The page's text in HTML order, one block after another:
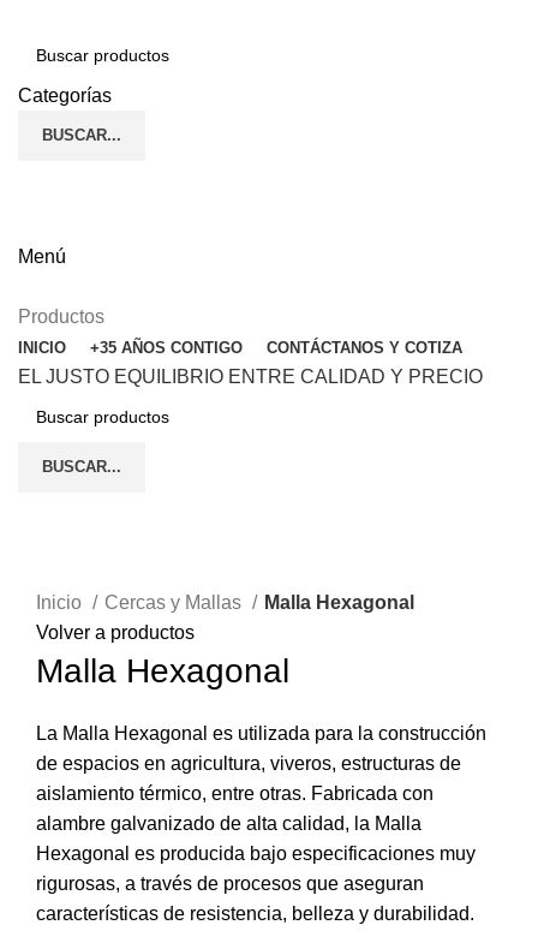
Categorías
BUSCAR...
Menú
Productos
INICIO +35 AÑOS CONTIGO CONTÁCTANOS Y COTIZA
EL JUSTO EQUILIBRIO ENTRE CALIDAD Y PRECIO
BUSCAR...
Inicio
Cercas y Mallas
Malla Hexagonal
Volver a productos
Malla Hexagonal
La Malla Hexagonal es utilizada para la construcción
de espacios en agricultura, viveros, estructuras de
aislamiento térmico, entre otras. Fabricada con
alambre galvanizado de alta calidad, la Malla
Hexagonal es producida bajo especificaciones muy
rigurosas, a través de procesos que aseguran
características de resistencia, belleza y durabilidad.